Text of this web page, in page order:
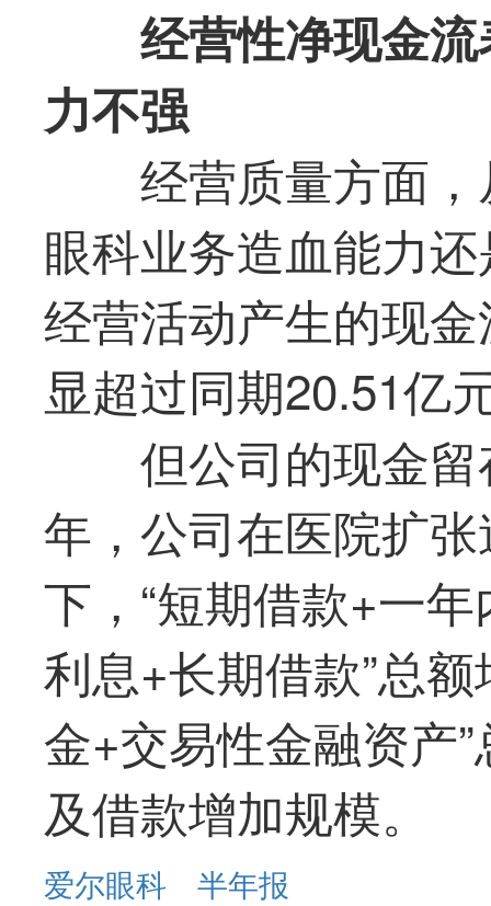
经营性净现金
力不强
经营质量方面
眼科业务造血能力
经营活动产生的现
显超过同期20.51亿
但公司的现金
年，公司在医院扩
下，“短期借款+一
利息+长期借款”总
金+交易性金融资产
及借款增加规模。
爱尔眼科 半年报